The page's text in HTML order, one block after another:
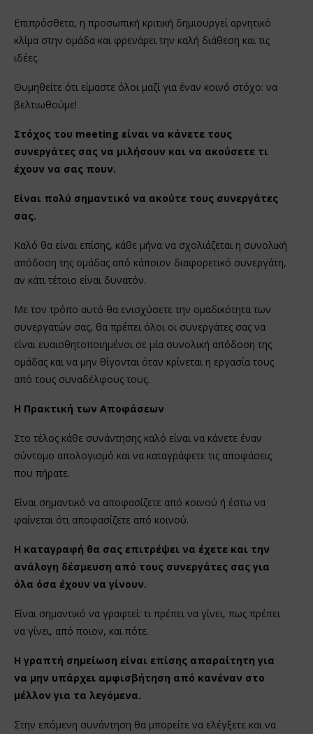
Επιπρόσθετα, η προσωπική κριτική δημιουργεί αρνητικό
κλίμα στην ομάδα και φρενάρει την καλή διάθεση και τις
ιδέες.
Θυμηθείτε ότι είμαστε όλοι μαζί για έναν κοινό στόχο: να
βελτιωθούμε!
Στόχος του meeting είναι να κάνετε τους
συνεργάτες σας να μιλήσουν και να ακούσετε τι
έχουν να σας πουν.
Είναι πολύ σημαντικό να ακούτε τους συνεργάτες
σας.
Καλό θα είναι επίσης, κάθε μήνα να σχολιάζεται η συνολική
απόδοση της ομάδας από κάποιον διαφορετικό συνεργάτη,
αν κάτι τέτοιο είναι δυνατόν.
Με τον τρόπο αυτό θα ενισχύσετε την ομαδικότητα των
συνεργατών σας, θα πρέπει όλοι οι συνεργάτες σας να
είναι ευαισθητοποιημένοι σε μία συνολική απόδοση της
ομάδας και να μην θίγονται όταν κρίνεται η εργασία τους
από τους συναδέλφους τους.
Η Πρακτική των Αποφάσεων
Στο τέλος κάθε συνάντησης καλό είναι να κάνετε έναν
σύντομο απολογισμό και να καταγράφετε τις αποφάσεις
που πήρατε.
Είναι σημαντικό να αποφασίζετε από κοινού ή έστω να
φαίνεται ότι αποφασίζετε από κοινού.
Η καταγραφή θα σας επιτρέψει να έχετε και την
ανάλογη δέσμευση από τους συνεργάτες σας για
όλα όσα έχουν να γίνουν.
Είναι σημαντικό να γραφτεί: τι πρέπει να γίνει, πως πρέπει
να γίνει, από ποιον, και πότε.
Η γραπτή σημείωση είναι επίσης απαραίτητη για
να μην υπάρχει αμφισβήτηση από κανέναν στο
μέλλον για τα λεγόμενα.
Στην επόμενη συνάντηση θα μπορείτε να ελέγξετε και να